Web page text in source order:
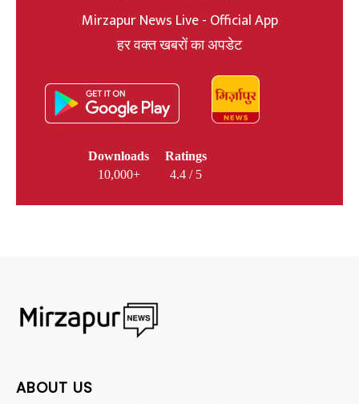
Mirzapur News Live - Official App
हर वक्त खबरों का अपडेट
Downloads
10,000+
Ratings
4.4 / 5
ABOUT US